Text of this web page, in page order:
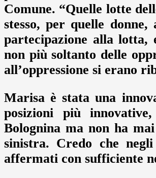
Comune. “Quelle lotte
stesso, per quelle
partecipazione alla lotta,
non più soltanto delle
all’oppressione si erano
Marisa è stata una
posizioni più
Bolognina ma non ha
sinistra. Credo che
affermati con sufficiente